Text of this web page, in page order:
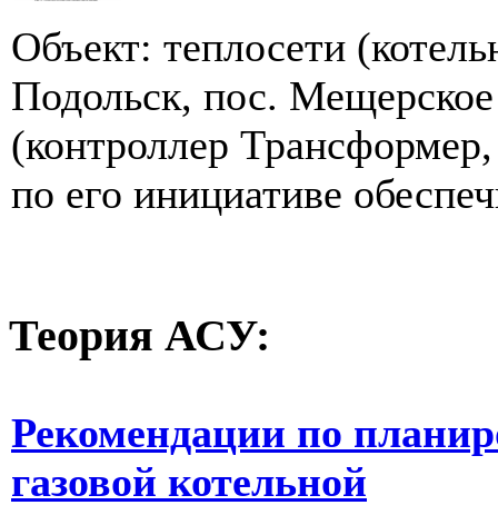
Объект: теплосети
Подольск, пос.
(контроллер
по его инициативе
Теория АСУ:
Рекомендации по
газовой котельной